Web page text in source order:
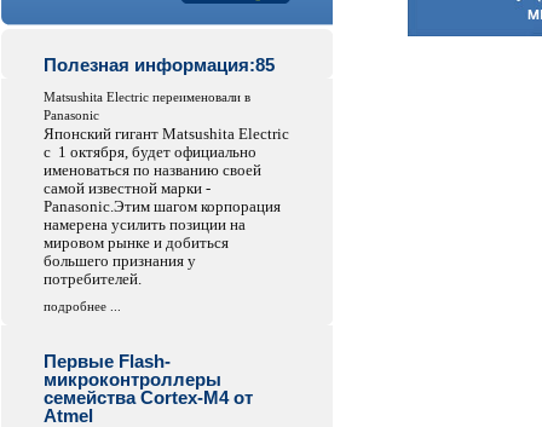
Полезная информация:85
Matsushita Electric переименовали в
Panasonic
Японский гигант Matsushita Electric
с 1 октября, будет официально
именоваться по названию своей
самой известной марки -
Panasonic.Этим шагом корпорация
намерена усилить позиции на
мировом рынке и добиться
большего признания у
потребителей.
подробнее ...
Первые Flash-
микроконтроллеры
семейства Cortex-M4 от
Atmel